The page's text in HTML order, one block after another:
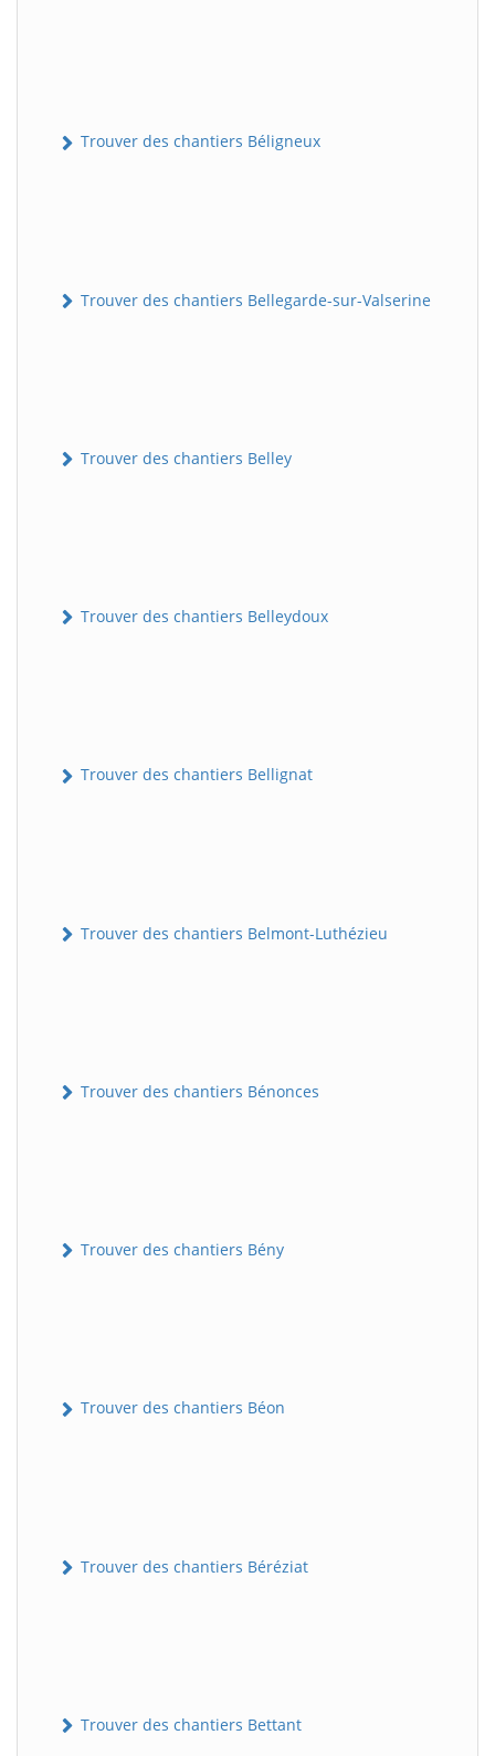
Trouver des chantiers Béligneux
Trouver des chantiers Bellegarde-sur-Valserine
Trouver des chantiers Belley
Trouver des chantiers Belleydoux
Trouver des chantiers Bellignat
Trouver des chantiers Belmont-Luthézieu
Trouver des chantiers Bénonces
Trouver des chantiers Bény
Trouver des chantiers Béon
Trouver des chantiers Béréziat
Trouver des chantiers Bettant